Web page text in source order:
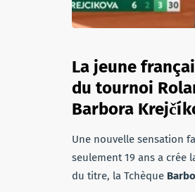
La jeune
du tournoi
Barbora
Une nouvelle sensation
seulement 19 ans a crée
du titre, la Tchèque